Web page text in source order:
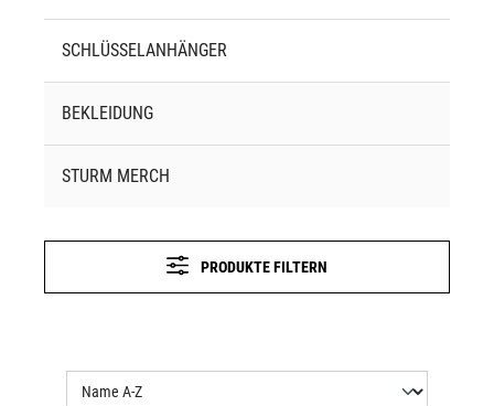
SCHLÜSSELANHÄNGER
BEKLEIDUNG
STURM MERCH
PRODUKTE FILTERN